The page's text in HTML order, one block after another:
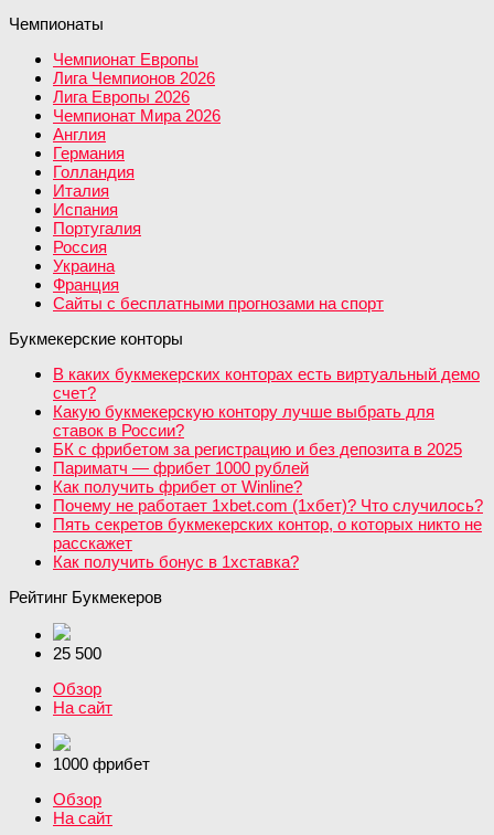
Чемпионаты
Чемпионат Европы
Лига Чемпионов 2026
Лига Европы 2026
Чемпионат Мира 2026
Англия
Германия
Голландия
Италия
Испания
Португалия
Россия
Украина
Франция
Сайты с бесплатными прогнозами на спорт
Букмекерские конторы
В каких букмекерских конторах есть виртуальный демо
счет?
Какую букмекерскую контору лучше выбрать для
ставок в России?
БК с фрибетом за регистрацию и без депозита в 2025
Париматч — фрибет 1000 рублей
Как получить фрибет от Winline?
Почему не работает 1xbet.com (1хбет)? Что случилось?
Пять секретов букмекерских контор, о которых никто не
расскажет
Как получить бонус в 1хставка?
Рейтинг Букмекеров
25 500
Обзор
На сайт
1000 фрибет
Обзор
На сайт